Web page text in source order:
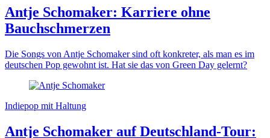
Antje Schomaker: Karriere ohne
Bauchschmerzen
Die Songs von Antje Schomaker sind oft konkreter, als man es im
deutschen Pop gewohnt ist. Hat sie das von Green Day gelernt?
Indiepop mit Haltung
Antje Schomaker auf Deutschland-Tour: